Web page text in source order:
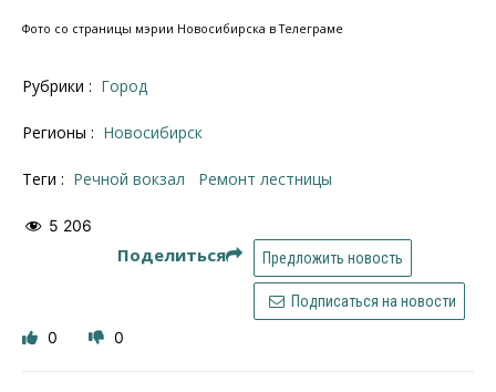
Фото со страницы мэрии Новосибирска в Телеграме
Рубрики : Город
Регионы : Новосибирск
Теги : Речной вокзал ремонт лестницы
5 206
Поделиться Предложить новость
Подписаться на новости
0 0